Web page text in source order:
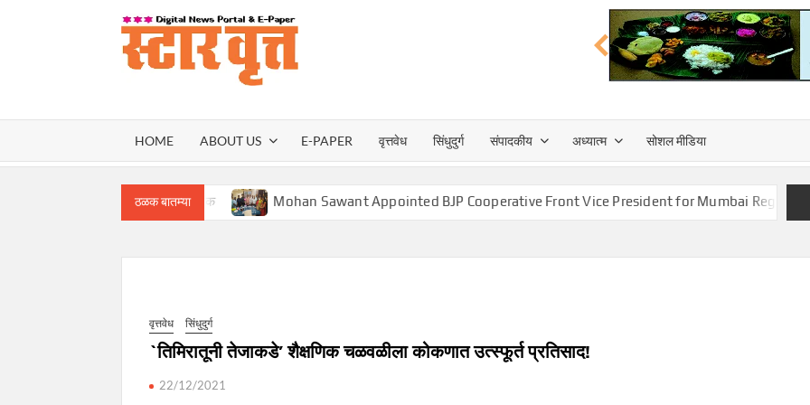
STAR
VRUTTA
HOME ABOUT US E-PAPER वृत्तवेध सिंधुदुर्ग संपादकीय अध्यात्म सोशल मीडिया
ठळक बातम्या
– मंत्री प्रताप सरनाईक Mohan Sawant Appointed BJP Cooperative Front Vice President for Mumbai Region
वृत्तवेध सिंधुदुर्ग
`तिमिरातूनी तेजाकडे’ शैक्षणिक चळवळीला कोकणात उत्स्फूर्त प्रतिसाद!
22/12/2021